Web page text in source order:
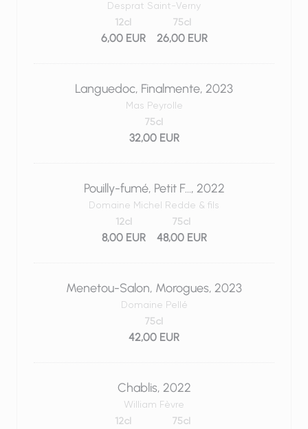
Desprat Saint-Verny
6,00 EUR
12cl
26,00 EUR
75cl
Languedoc, Finalmente, 2023
Mas Peyrolle
32,00 EUR
75cl
Pouilly-fumé, Petit F…, 2022
Domaine Michel Redde & fils
8,00 EUR
12cl
48,00 EUR
75cl
Menetou-Salon, Morogues, 2023
Domaine Pellé
42,00 EUR
75cl
Chablis, 2022
William Fèvre
12cl 75cl